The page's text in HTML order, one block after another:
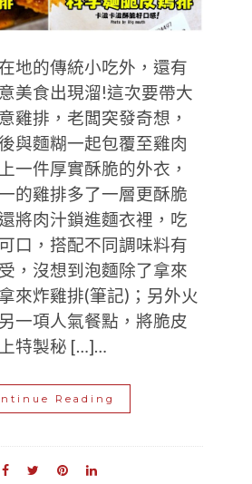
地的傳統小吃外，還有
美食出現溜!這次要帶大
雞排，老闆突發奇想，
與麵糊一起包覆至雞肉
一件厚實酥脆的外衣，
的雞排多了一層更酥脆
將肉汁鎖進麵衣裡，吃
口，搭配不同調味料有
，沒想到泡麵除了拿來
來炸雞排(筆記)；另外火
一項人氣餐點，將脆皮
特製秘 […]…
Reading